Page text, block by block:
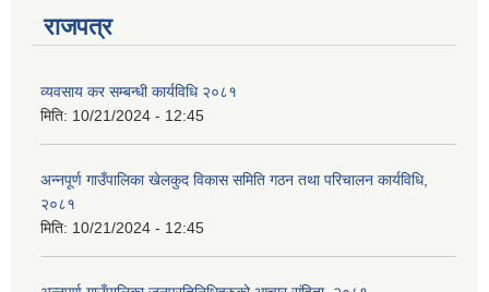
राजपत्र
व्यवसाय कर सम्बन्धी कार्यविधि २०८१
मिति: 10/21/2024 - 12:45
अन्नपूर्ण गाउँपालिका खेलकुद विकास समिति गठन तथा परिचालन कार्यविधि,
२०८१
मिति: 10/21/2024 - 12:45